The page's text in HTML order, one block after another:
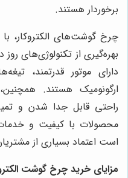
برخوردار هستند.
چرخ گوشت‌های الکتروکار، با
بهره‌گیری از تکنولوژی‌های
دارای موتور قدرتمند،
ارگونومیک هستند.
راحتی قابل جدا شدن و
محصولات با کیفیت و
است اعتماد بسیاری از
مزایای خرید چرخ گوشت